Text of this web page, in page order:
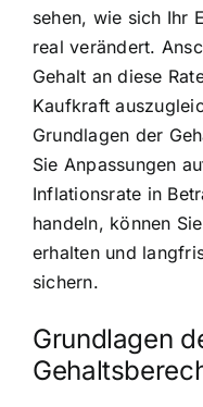
sehen, wie sich Ihr
real verändert.
Gehalt an diese
Kaufkraft
Grundlagen der
Sie Anpassungen
Inflationsrate in
handeln, können
erhalten und
sichern.
Grundlagen